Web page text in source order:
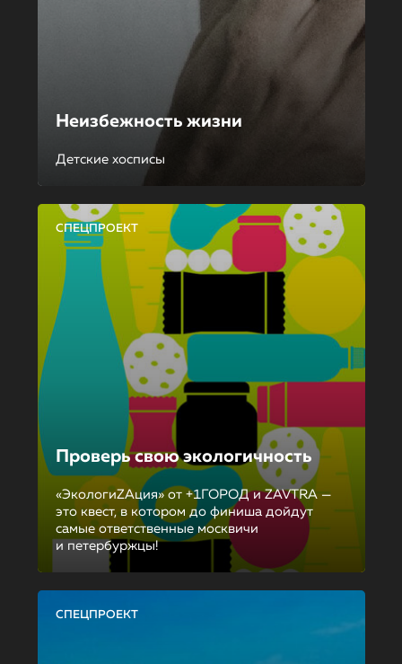
Неизбежность жизни
Детские хосписы
СПЕЦПРОЕКТ
Проверь свою экологичность
«ЭкологиZAция» от +1ГОРОД и ZAVTRA —
это квест, в котором до финиша дойдут
самые ответственные москвичи
и петербуржцы!
СПЕЦПРОЕКТ